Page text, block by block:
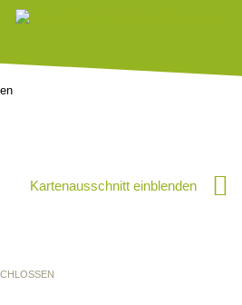
Kartenausschnitt einblenden